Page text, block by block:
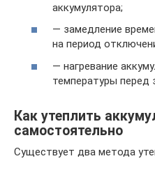
аккумулятора;
— замедление
на период
— нагревание
температуры перед
Как утеплить
самостоятельно
Существует два метода